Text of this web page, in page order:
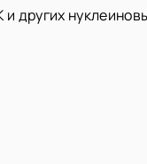
других